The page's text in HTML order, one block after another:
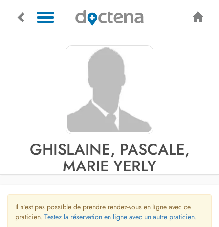
GHISLAINE, PASCALE,
MARIE YERLY
Il n’est pas possible de prendre rendez-vous en ligne avec ce
praticien. Testez la réservation en ligne avec un autre praticien.